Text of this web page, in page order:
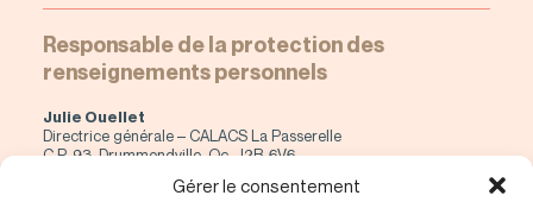
Gérer le consentement
Responsable de la protection des
renseignements personnels
Julie Ouellet
Directrice générale – CALACS La Passerelle
C.P. 93, Drummondville, Qc, J2B-6V6
819 478-3353 #227